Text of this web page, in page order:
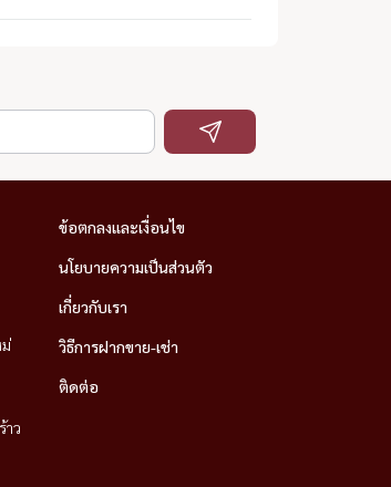
าว
ข้อตกลงและเงื่อนไข
นโยบายความเป็นส่วนตัว
เกี่ยวกับเรา
วิธีการฝากขาย-เช่า
ติดต่อ